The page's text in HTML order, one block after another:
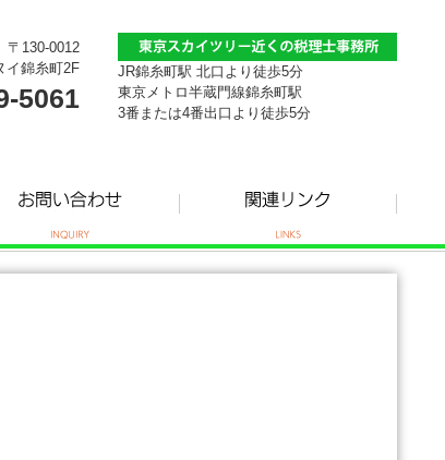
〒130-0012
イ錦糸町2F
5061
JR錦糸町駅 北口より徒歩5分
東京メトロ半蔵門線錦糸町駅
3番または4番出口より徒歩5分